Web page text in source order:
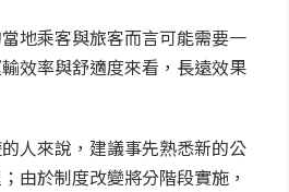
地乘客與旅客而言可能需要一
效率與舒適度來看，長遠效果
人來說，建議事先熟悉新的公
由於制度改變將分階段實施，